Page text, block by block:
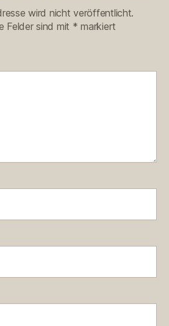
wird nicht veröffentlicht.
Felder sind mit * markiert